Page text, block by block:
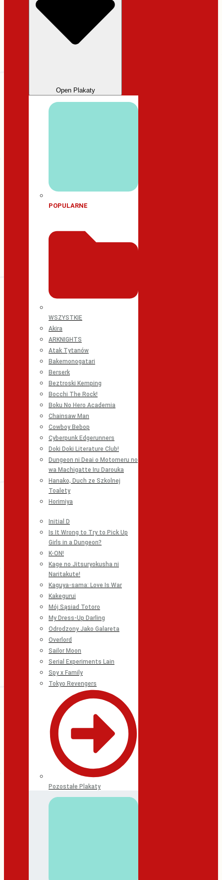
Open Plakaty
POPULARNE
WSZYSTKIE
Akira
ARKNIGHTS
Atak Tytanów
Bakemonogatari
Berserk
Beztroski Kemping
Bocchi The Rock!
Boku No Hero Academia
Chainsaw Man
Cowboy Bebop
Cyberpunk Edgerunners
Doki Doki Literature Club!
Dungeon ni Deai o Motomeru no
wa Machigatte Iru Darouka
Hanako, Duch ze Szkolnej
Toalety
Horimiya
Initial D
Is It Wrong to Try to Pick Up
Girls in a Dungeon?
K-ON!
Kage no Jitsuryokusha ni
Naritakute!
Kaguya-sama: Love Is War
Kakegurui
Mój Sąsiad Totoro
My Dress-Up Darling
Odrodzony Jako Galareta
Overlord
Sailor Moon
Serial Experiments Lain
Spy x Family
Tokyo Revengers
Pozostałe Plakaty